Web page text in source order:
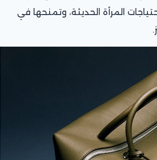
المرأة الحديثة، وتمنحها في